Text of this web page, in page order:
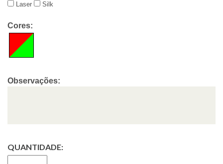
Laser Silk
Cores:
Observações:
QUANTIDADE: